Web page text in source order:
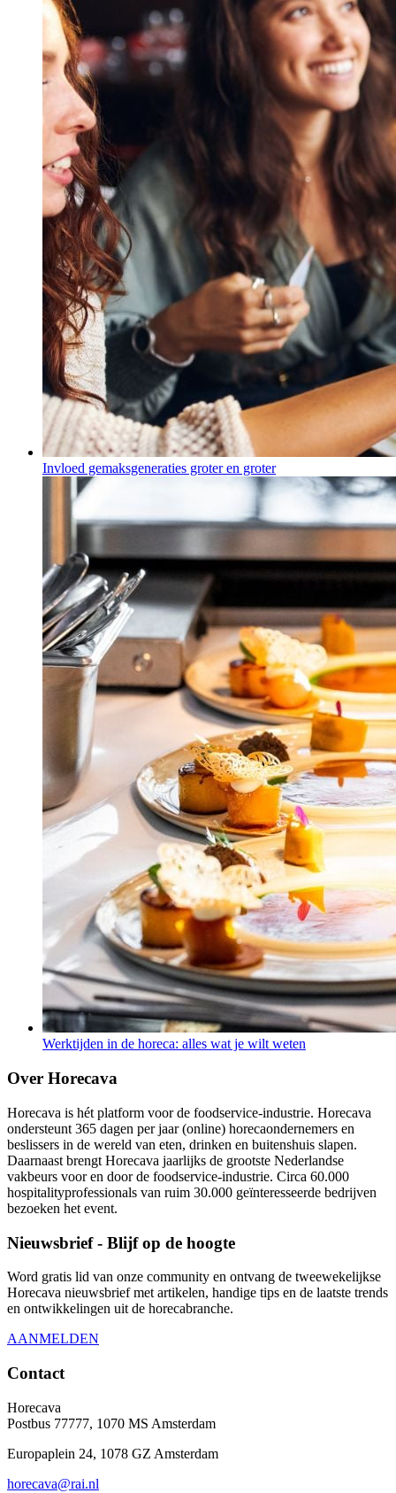
Invloed gemaksgeneraties groter en groter
Werktijden in de horeca: alles wat je wilt weten
Over Horecava
Horecava is hét platform voor de foodservice-industrie. Horecava
ondersteunt 365 dagen per jaar (online) horecaondernemers en
beslissers in de wereld van eten, drinken en buitenshuis slapen.
Daarnaast brengt Horecava jaarlijks de grootste Nederlandse
vakbeurs voor en door de foodservice-industrie. Circa 60.000
hospitalityprofessionals van ruim 30.000 geïnteresseerde bedrijven
bezoeken het event.
Nieuwsbrief - Blijf op de hoogte
Word gratis lid van onze community en ontvang de tweewekelijkse
Horecava nieuwsbrief met artikelen, handige tips en de laatste trends
en ontwikkelingen uit de horecabranche.
AANMELDEN
Contact
Horecava
Postbus 77777, 1070 MS Amsterdam
Europaplein 24, 1078 GZ Amsterdam
horecava@rai.nl